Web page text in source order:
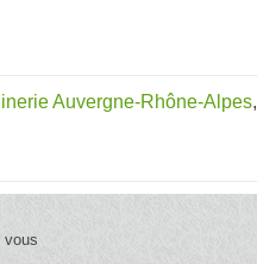
Auvergne-Rhône-Alpes,
vous